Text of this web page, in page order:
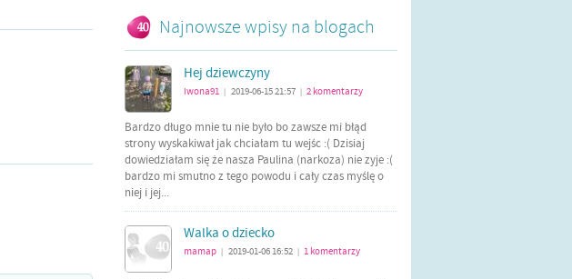
Najnowsze wpisy na blogach
Hej dziewczyny
iwona91 2019-06-15 21:57 2 komentarzy
Bardzo długo mnie tu nie było bo zawsze mi błąd
strony wyskakiwał jak chciałam tu wejśc :( Dzisiaj
dowiedziałam się że nasza Paulina (narkoza) nie zyje :(
bardzo mi smutno z tego powodu i cały czas myślę o
niej i jej...
Walka o dziecko
mamap 2019-01-06 16:52 1 komentarzy